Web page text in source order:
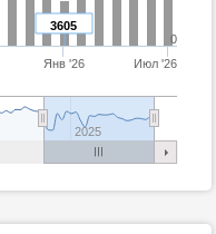
3605
Янв '26 Июл '26
2025
0